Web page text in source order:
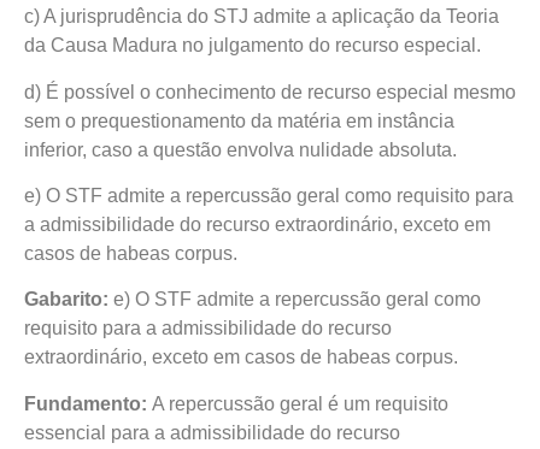
c) A jurisprudência do STJ admite a aplicação da Teoria
da Causa Madura no julgamento do recurso especial.
d) É possível o conhecimento de recurso especial mesmo
sem o prequestionamento da matéria em instância
inferior, caso a questão envolva nulidade absoluta.
e) O STF admite a repercussão geral como requisito para
a admissibilidade do recurso extraordinário, exceto em
casos de habeas corpus.
Gabarito: e) O STF admite a repercussão geral como
requisito para a admissibilidade do recurso
extraordinário, exceto em casos de habeas corpus.
Fundamento: A repercussão geral é um requisito
essencial para a admissibilidade do recurso